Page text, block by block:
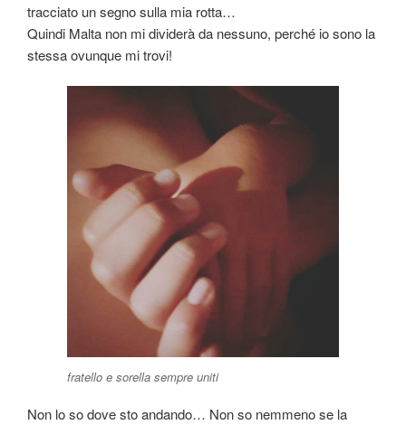
tracciato un segno sulla mia rotta…
Quindi Malta non mi dividerà da nessuno, perché io sono la
stessa ovunque mi trovi!
fratello e sorella sempre uniti
Non lo so dove sto andando… Non so nemmeno se la